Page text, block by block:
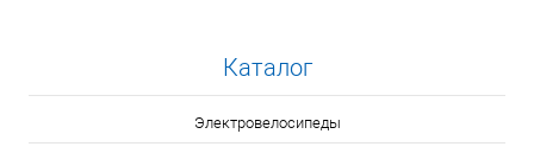
Каталог
Электровелосипеды